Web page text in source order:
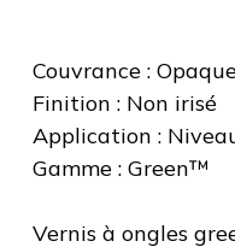
Couvrance :
Finition : Non irisé
Application :
Gamme : Green™
Vernis à ongles